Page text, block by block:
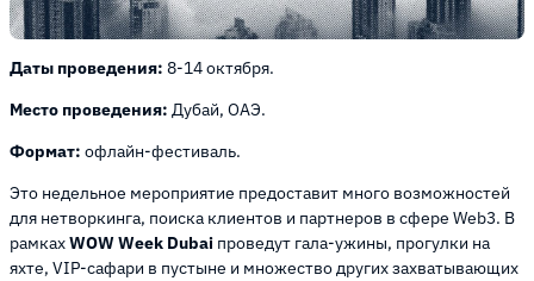
Даты проведения: 8-14 октября.
Место проведения: Дубай, ОАЭ.
Формат: офлайн-фестиваль.
Это недельное мероприятие предоставит много возможностей
для нетворкинга, поиска клиентов и партнеров в сфере Web3. В
рамкахWOW Week Dubai проведут гала-ужины, прогулки на
яхте, VIP-сафари в пустыне и множество других захватывающих